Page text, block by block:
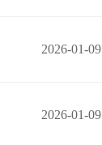
2026-01-09
2026-01-09